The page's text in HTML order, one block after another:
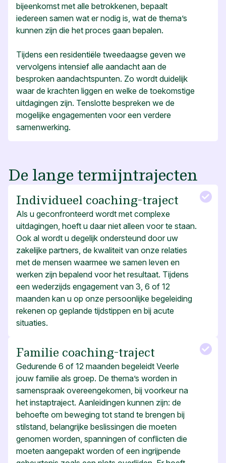
bijeenkomst met alle betrokkenen, bepaalt
iedereen samen wat er nodig is, wat de thema’s
kunnen zijn die het proces gaan bepalen.
Tijdens een residentiële tweedaagse geven we
vervolgens intensief alle aandacht aan de
besproken aandachtspunten. Zo wordt duidelijk
waar de krachten liggen en welke de toekomstige
uitdagingen zijn. Tenslotte bespreken we de
mogelijke engagementen voor een verdere
samenwerking.
De lange termijntrajecten
Individueel coaching-traject
Als u geconfronteerd wordt met complexe
uitdagingen, hoeft u daar niet alleen voor te staan.
Ook al wordt u degelijk ondersteund door uw
zakelijke partners, de kwaliteit van onze relaties
met de mensen waarmee we samen leven en
werken zijn bepalend voor het resultaat. Tijdens
een wederzijds engagement van 3, 6 of 12
maanden kan u op onze persoonlijke begeleiding
rekenen op geplande tijdstippen en bij acute
situaties.
Familie coaching-traject
Gedurende 6 of 12 maanden begeleidt Veerle
jouw familie als groep. De thema’s worden in
samenspraak overeengekomen, bij voorkeur na
het instaptraject. Aanleidingen kunnen zijn: de
behoefte om beweging tot stand te brengen bij
stilstand, belangrijke beslissingen die moeten
genomen worden, spanningen of conflicten die
moeten aangepakt worden of een ingrijpende